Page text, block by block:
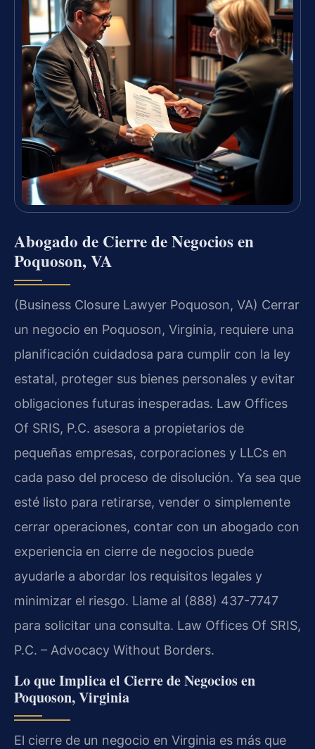
Abogado de Cierre de Negocios en
Poquoson, VA
(Business Closure Lawyer Poquoson, VA) Cerrar
un negocio en Poquoson, Virginia, requiere una
planificación cuidadosa para cumplir con la ley
estatal, proteger sus bienes personales y evitar
obligaciones futuras inesperadas. Law Offices
Of SRIS, P.C. asesora a propietarios de
pequeñas empresas, corporaciones y LLCs en
cada paso del proceso de disolución. Ya sea que
esté listo para retirarse, vender o simplemente
cerrar operaciones, contar con un abogado con
experiencia en cierre de negocios puede
ayudarle a abordar los requisitos legales y
minimizar el riesgo. Llame al (888) 437-7747
para solicitar una consulta. Law Offices Of SRIS,
P.C. – Advocacy Without Borders.
Lo que Implica el Cierre de Negocios en
Poquoson, Virginia
El cierre de un negocio en Virginia es más que